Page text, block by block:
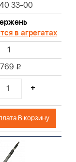
33-00
в агрегатах
1
i
+
В корзину